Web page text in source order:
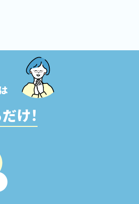
け!